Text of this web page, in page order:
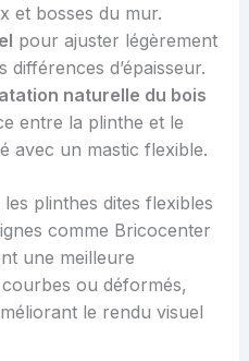
et bosses du mur.
pour ajuster légèrement
différences d’épaisseur.
naturelle du bois
entre la plinthe et le
avec un mastic flexible.
plinthes dites flexibles
comme Bricocenter
une meilleure
ou déformés,
le rendu visuel